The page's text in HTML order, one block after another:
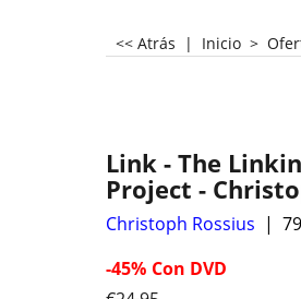
<< Atrás | Inicio >
Link - The
Project -
Christoph Rossius
-45% Con DVD